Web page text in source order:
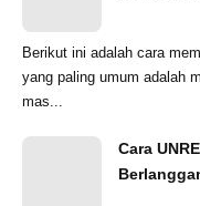
Berikut ini adalah cara
yang paling umum adalah
mas...
Cara